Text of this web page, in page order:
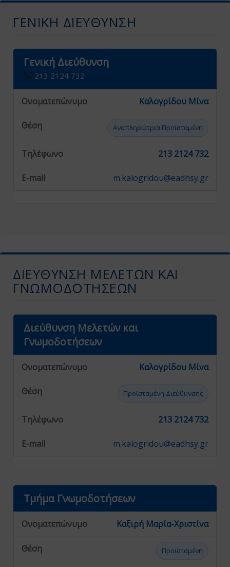
ΓΕΝΙΚΉ ΔΙΕΎΘΥΝΣΗ
Γενική Διεύθυνση
213 2124 732
Καλογρίδου Μίνα
Αναπληρώτρια Προϊσταμένη
213 2124 732
m.kalogridou@eadhsy.gr
ΔΙΕΎΘΥΝΣΗ ΜΕΛΕΤΏΝ ΚΑΙ
ΓΝΩΜΟΔΟΤΉΣΕΩΝ
Διεύθυνση Μελετών και
Γνωμοδοτήσεων
Καλογρίδου Μίνα
Προϊσταμένη Διεύθυνσης
213 2124 732
m.kalogridou@eadhsy.gr
Τμήμα Γνωμοδοτήσεων
Καξιρή Μαρία-Χριστίνα
Προϊσταμένη